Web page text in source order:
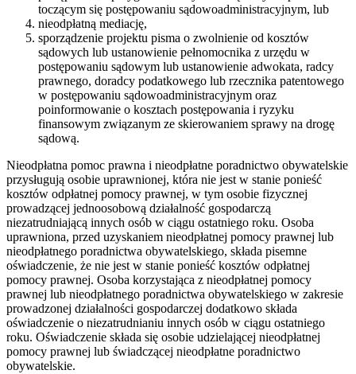
toczącym się postępowaniu sądowoadministracyjnym, lub
nieodpłatną mediację,
sporządzenie projektu pisma o zwolnienie od kosztów
sądowych lub ustanowienie pełnomocnika z urzędu w
postępowaniu sądowym lub ustanowienie adwokata, radcy
prawnego, doradcy podatkowego lub rzecznika patentowego
w postępowaniu sądowoadministracyjnym oraz
poinformowanie o kosztach postępowania i ryzyku
finansowym związanym ze skierowaniem sprawy na drogę
sądową.
Nieodpłatna pomoc prawna i nieodpłatne poradnictwo obywatelskie
przysługują osobie uprawnionej, która nie jest w stanie ponieść
kosztów odpłatnej pomocy prawnej, w tym osobie fizycznej
prowadzącej jednoosobową działalność gospodarczą
niezatrudniającą innych osób w ciągu ostatniego roku. Osoba
uprawniona, przed uzyskaniem nieodpłatnej pomocy prawnej lub
nieodpłatnego poradnictwa obywatelskiego, składa pisemne
oświadczenie, że nie jest w stanie ponieść kosztów odpłatnej
pomocy prawnej. Osoba korzystająca z nieodpłatnej pomocy
prawnej lub nieodpłatnego poradnictwa obywatelskiego w zakresie
prowadzonej działalności gospodarczej dodatkowo składa
oświadczenie o niezatrudnianiu innych osób w ciągu ostatniego
roku. Oświadczenie składa się osobie udzielającej nieodpłatnej
pomocy prawnej lub świadczącej nieodpłatne poradnictwo
obywatelskie.